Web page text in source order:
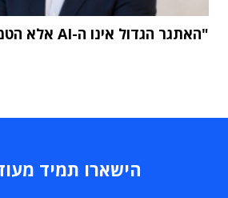
"האתגר הגדול אינו ה-AI אלא הטמעתה בארגון"
הישארו תמיד